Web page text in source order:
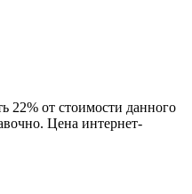
22% от стоимости данного
Цена интернет-